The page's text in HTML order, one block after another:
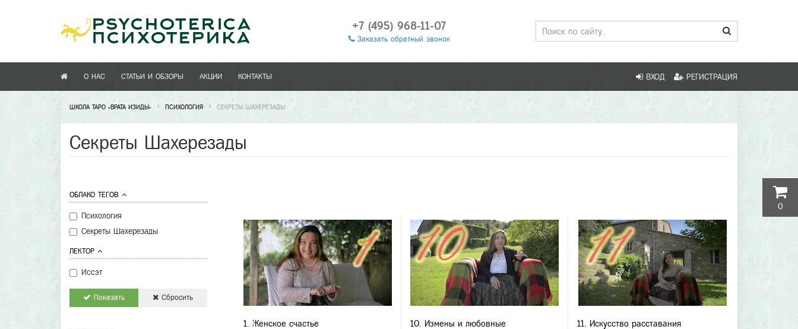
+7 (495) 968-11-07
Заказать обратный звонок
О НАС СТАТЬИ И ОБЗОРЫ АКЦИИ КОНТАКТЫ ВХОД РЕГИСТРАЦИЯ
ШКОЛА ТАРО «ВРАТА ИЗИДЫ» ПСИХОЛОГИЯ СЕКРЕТЫ ШАХЕРЕЗАДЫ
Секреты Шахерезады
ОБЛАКО ТЕГОВ
Психология
Секреты Шахерезады
ЛЕКТОР
Иссэт
Показать Сбросить
1. Женское счастье
10. Измены и любовные
11. Искусство расставания
0